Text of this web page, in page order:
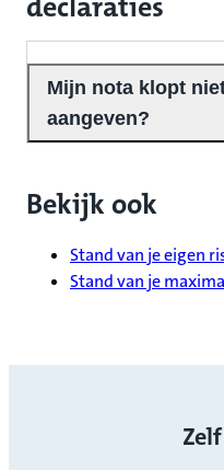
declaraties
Mijn nota klopt
aangeven?
Bekijk ook
Stand van je eigen
Stand van je